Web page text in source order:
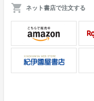
ネット書店で注文する